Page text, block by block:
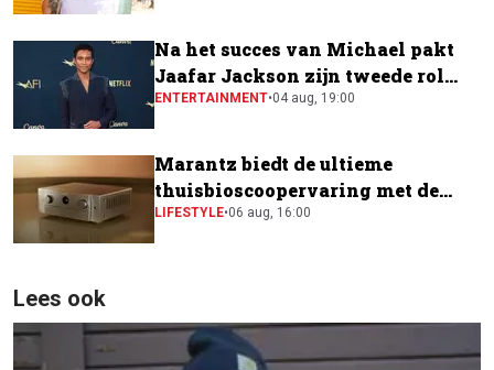
Na het succes van Michael pakt
Jaafar Jackson zijn tweede rol
naast Will Smith
ENTERTAINMENT•04 aug, 19:00
Marantz biedt de ultieme
thuisbioscoopervaring met de
CINEMA Series 2
LIFESTYLE•06 aug, 16:00
Lees ook